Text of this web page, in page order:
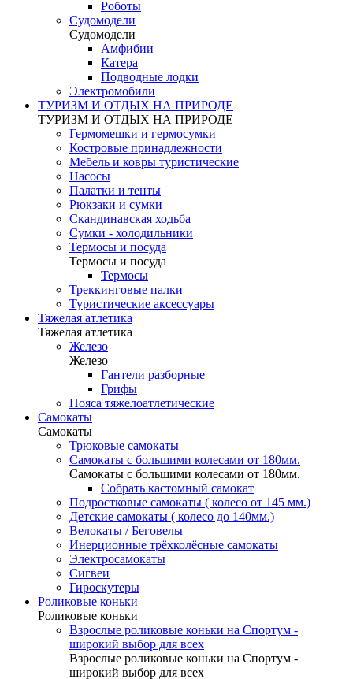
Роботы
Судомодели
Судомодели
Амфибии
Катера
Подводные лодки
Электромобили
ТУРИЗМ И ОТДЫХ НА ПРИРОДЕ
ТУРИЗМ И ОТДЫХ НА ПРИРОДЕ
Гермомешки и гермосумки
Костровые принадлежности
Мебель и ковры туристические
Насосы
Палатки и тенты
Рюкзаки и сумки
Скандинавская ходьба
Сумки - холодильники
Термосы и посуда
Термосы и посуда
Термосы
Треккинговые палки
Туристические аксессуары
Тяжелая атлетика
Тяжелая атлетика
Железо
Железо
Гантели разборные
Грифы
Пояса тяжелоатлетические
Самокаты
Самокаты
Трюковые самокаты
Самокаты с большими колесами от 180мм.
Самокаты с большими колесами от 180мм.
Собрать кастомный самокат
Подростковые самокаты ( колесо от 145 мм.)
Детские самокаты ( колесо до 140мм.)
Велокаты / Беговелы
Инерционные трёхколёсные самокаты
Электросамокаты
Сигвеи
Гироскутеры
Роликовые коньки
Роликовые коньки
Взрослые роликовые коньки на Спортум -
широкий выбор для всех
Взрослые роликовые коньки на Спортум -
широкий выбор для всех